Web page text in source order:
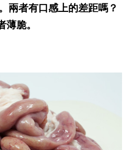
兩者有口感上的差距嗎？
薄脆。